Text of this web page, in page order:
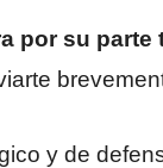
por su parte
y de